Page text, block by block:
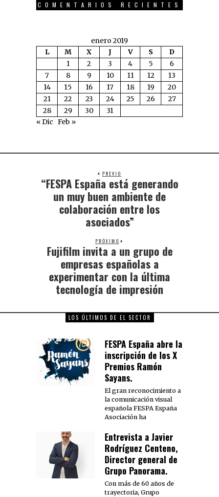
COMENTARIOS RECIENTES
enero 2019
L
M X J V S
D
1
2 3 4 5
6
7
8 9 10 11 12
13
14
15 16 17 18 19
20
21
22 23 24 25 26
27
28
29 30
31
« Dic Feb »
PREVIO
“FESPA España está generando
un muy buen ambiente de
colaboración entre los
asociados”
PRÓXIMO
Fujifilm invita a un grupo de
empresas españolas a
experimentar con la última
tecnología de impresión
LOS ÚLTIMOS DE EL SECTOR
FESPA España abre la
inscripción de los X
Premios Ramón
Sayans.
El gran reconocimiento a
la comunicación visual
española FESPA España
Asociación ha
Entrevista a Javier
Rodríguez Centeno,
Director general de
Grupo Panorama.
Con más de 60 años de
trayectoria, Grupo